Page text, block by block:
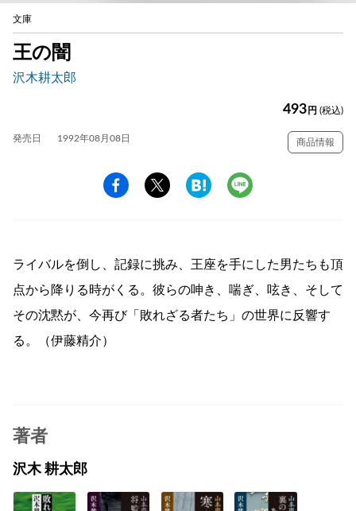
文庫
王の闇
沢木耕太郎
493 円 (税込)
発売日 1992年08月08日 商品情報
ライバルを倒し、記録に挑み、王座を手にした男たちも頂
点から降りる時がくる。彼らの呻き、喘ぎ、呟き、そして
その沈黙が、今再び「敗れざる者たち」の世界に反響す
る。（伊藤精介）
著者
沢木 耕太郎